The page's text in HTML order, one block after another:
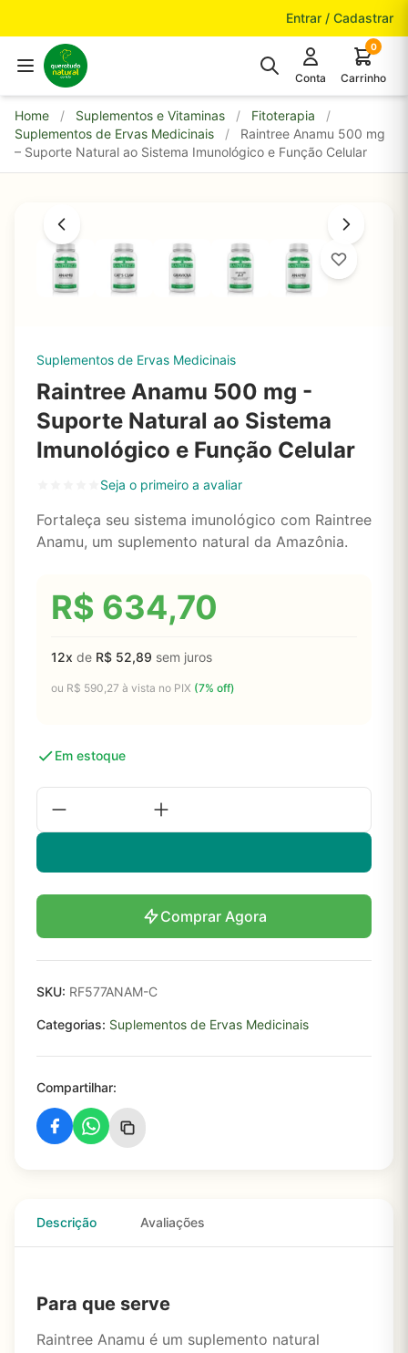
Entrar / Cadastrar
Conta
0
Carrinho
Home / Suplementos e Vitaminas / Fitoterapia
/
Suplementos de Ervas Medicinais
/
Raintree Anamu 500 mg
– Suporte Natural ao Sistema Imunológico e Função Celular
Suplementos de Ervas Medicinais
Raintree Anamu 500 mg -
Suporte Natural ao Sistema
Imunológico e Função Celular
Seja o primeiro a avaliar
Fortaleça seu sistema imunológico com Raintree
Anamu, um suplemento natural da Amazônia.
R$ 634,70
12x de R$ 52,89 sem juros
ou R$ 590,27 à vista no PIX (7% off)
Em estoque
Comprar Agora
SKU: RF577ANAM-C
Categorias: Suplementos de Ervas Medicinais
Compartilhar:
Descrição Avaliações
Para que serve
Raintree Anamu é um suplemento natural